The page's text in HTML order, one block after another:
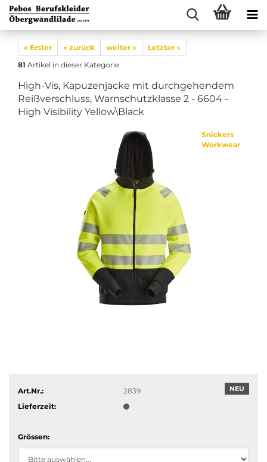
« Erster « zurück weiter »
Letzter »
81 Artikel in dieser Kategorie
High-Vis, Kapuzenjacke mit durchgehendem
Reißverschluss, Warnschutzklasse 2 - 6604 -
High Visibility Yellow\Black
Snickers
Workwear
NEU
Art.Nr.:
2839
Lieferzeit:
Grössen: